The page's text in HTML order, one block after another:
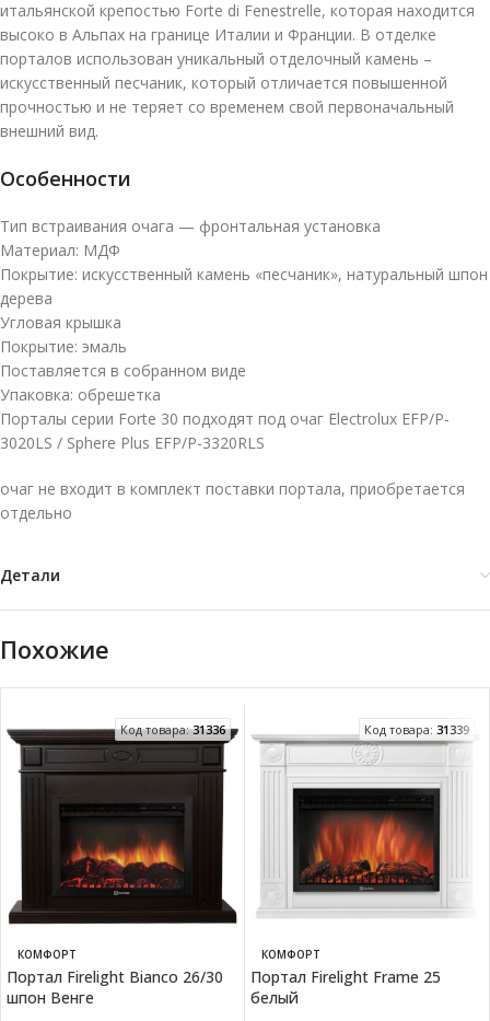
итальянской крепостью Forte di Fenestrelle, которая находится
высоко в Альпах на границе Италии и Франции. В отделке
порталов использован уникальный отделочный камень –
искусственный песчаник, который отличается повышенной
прочностью и не теряет со временем свой первоначальный
внешний вид.
Особенности
Тип встраивания очага — фронтальная установка
Материал: МДФ
Покрытие: искусственный камень «песчаник», натуральный шпон
дерева
Угловая крышка
Покрытие: эмаль
Поставляется в собранном виде
Упаковка: обрешетка
Порталы серии Forte 30 подходят под очаг Electrolux EFP/P-
3020LS / Sphere Plus EFP/P-3320RLS
очаг не входит в комплект поставки портала, приобретается
отдельно
Детали
Похожие
Код товара:31336
КОМФОРТ
Портал Firelight Bianco 26/30
шпон Венге
Код товара: 31339
КОМФОРТ
Портал Firelight Frame 25
белый